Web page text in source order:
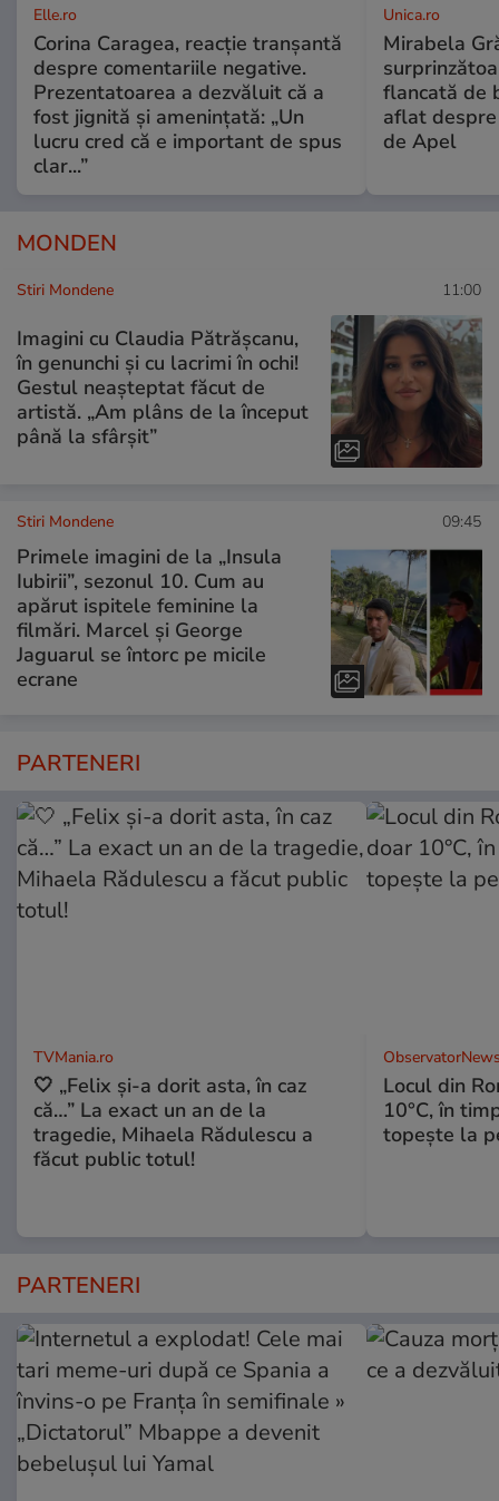
Elle.ro
Corina Caragea, reacție tranșantă
despre comentariile negative.
Prezentatoarea a dezvăluit că a
fost jignită și amenințată: „Un
lucru cred că e important de spus
clar...”
Unica.ro
Mirabela
flancată de
aflat
de Apel
MONDEN
Stiri Mondene 11:00
Imagini cu Claudia Pătrășcanu,
în genunchi și cu lacrimi în ochi!
Gestul neașteptat făcut de
artistă. „Am plâns de la început
până la sfârșit”
Stiri Mondene 09:45
Primele imagini de la „Insula
Iubirii”, sezonul 10. Cum au
apărut ispitele feminine la
filmări. Marcel și George
Jaguarul se întorc pe micile
ecrane
PARTENERI
TVMania.ro
🤍 „Felix și-a dorit asta, în caz
că…” La exact un an de la
tragedie, Mihaela Rădulescu a
făcut public totul!
Locul din
10°C, în
topeşte la
PARTENERI